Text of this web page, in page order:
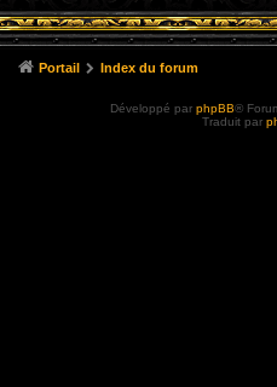
Portail Index du forum
Développé par phpBB®
Traduit par